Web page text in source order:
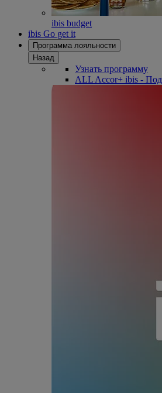
ibis budget
ibis Go get it
Программа лояльности
Назад
Узнать программу
ALL Accor+ ibis -